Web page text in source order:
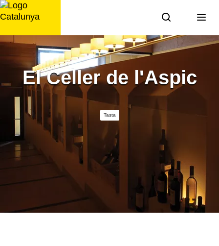
Saltar
al
El Celler de l'Aspic
Tasta